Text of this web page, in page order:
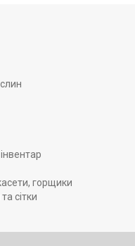
горщики
сітки